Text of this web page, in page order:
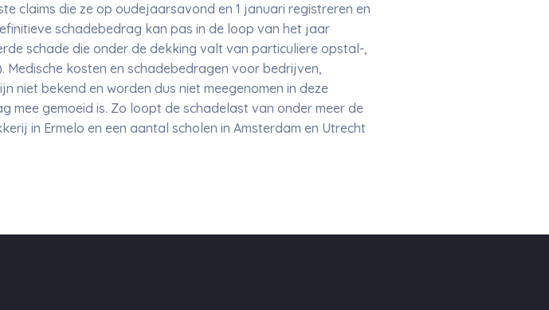
claims die ze op oudejaarsavond en 1 januari registreren en
schadebedrag kan pas in de loop van het jaar
schade die onder de dekking valt van particuliere opstal-,
kosten en schadebedragen voor bedrijven,
niet bekend en worden dus niet meegenomen in deze
gemoeid is. Zo loopt de schadelast van onder meer de
in Ermelo en een aantal scholen in Amsterdam en Utrecht